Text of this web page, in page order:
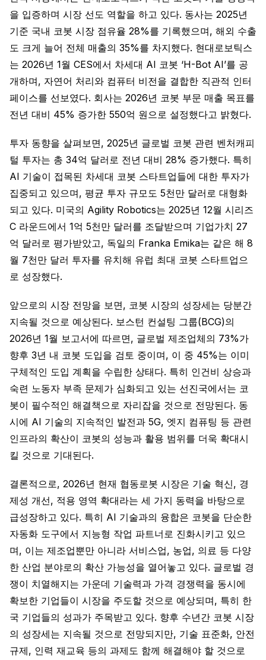
을 입증하며 시장 선도 역할을 하고 있다. 동사는 2025년
기준 국내 코봇 시장 점유율 28%를 기록했으며, 해외 수출
도 크게 늘어 전체 매출의 35%를 차지했다. 현대로보틱스
는 2026년 1월 CES에서 차세대 AI 코봇 ‘H-Bot AI’를 공
개하며, 자연어 처리와 컴퓨터 비전을 결합한 직관적 인터
페이스를 선보였다. 회사는 2026년 코봇 부문 매출 목표를
전년 대비 45% 증가한 550억 원으로 설정했다고 밝혔다.
투자 동향을 살펴보면, 2025년 글로벌 코봇 관련 벤처캐피
털 투자는 총 34억 달러로 전년 대비 28% 증가했다. 특히
AI 기술이 접목된 차세대 코봇 스타트업들에 대한 투자가
집중되고 있으며, 평균 투자 규모도 5천만 달러로 대형화
되고 있다. 미국의 Agility Robotics는 2025년 12월 시리즈
C 라운드에서 1억 5천만 달러를 조달받으며 기업가치 27
억 달러로 평가받았고, 독일의 Franka Emika는 같은 해 8
월 7천만 달러 투자를 유치해 유럽 최대 코봇 스타트업으
로 성장했다.
앞으로의 시장 전망을 보면, 코봇 시장의 성장세는 당분간
지속될 것으로 예상된다. 보스턴 컨설팅 그룹(BCG)의
2026년 1월 보고서에 따르면, 글로벌 제조업체의 73%가
향후 3년 내 코봇 도입을 검토 중이며, 이 중 45%는 이미
구체적인 도입 계획을 수립한 상태다. 특히 인건비 상승과
숙련 노동자 부족 문제가 심화되고 있는 선진국에서는 코
봇이 필수적인 해결책으로 자리잡을 것으로 전망된다. 동
시에 AI 기술의 지속적인 발전과 5G, 엣지 컴퓨팅 등 관련
인프라의 확산이 코봇의 성능과 활용 범위를 더욱 확대시
킬 것으로 기대된다.
결론적으로, 2026년 현재 협동로봇 시장은 기술 혁신, 경
제성 개선, 적용 영역 확대라는 세 가지 동력을 바탕으로
급성장하고 있다. 특히 AI 기술과의 융합은 코봇을 단순한
자동화 도구에서 지능형 작업 파트너로 진화시키고 있으
며, 이는 제조업뿐만 아니라 서비스업, 농업, 의료 등 다양
한 산업 분야로의 확산 가능성을 열어놓고 있다. 글로벌 경
쟁이 치열해지는 가운데 기술력과 가격 경쟁력을 동시에
확보한 기업들이 시장을 주도할 것으로 예상되며, 특히 한
국 기업들의 성과가 주목받고 있다. 향후 수년간 코봇 시장
의 성장세는 지속될 것으로 전망되지만, 기술 표준화, 안전
규제, 인력 재교육 등의 과제도 함께 해결해야 할 것으로